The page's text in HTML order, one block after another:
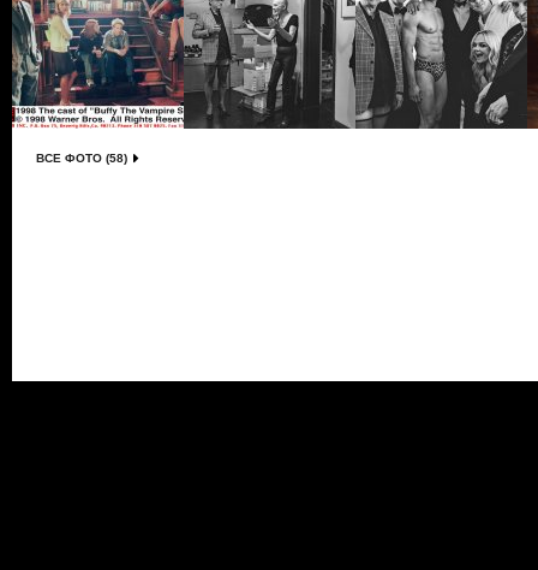
ВСЕ ФОТО (58)